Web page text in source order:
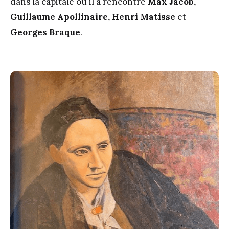
Guillaume Apollinaire, Henri Matisse et
Georges Braque.